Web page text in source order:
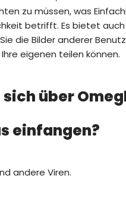
zu müssen, was
betrifft. Es bietet
die Bilder anderer
eigenen teilen können.
über
einfangen?
andere Viren.